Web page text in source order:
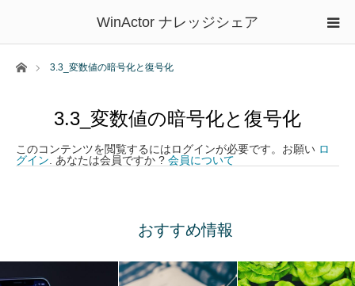
WinActor ナレッジシェア
ホーム3.3_変数値の暗号化と復号化
3.3_変数値の暗号化と復号化
このコンテンツを閲覧するにはログインが必要です。お願い ロ
グイン . あなたは会員ですか ? 会員について
おすすめ情報